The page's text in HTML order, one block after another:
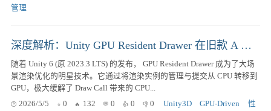
管理
深度解析：Unity GPU Resident Drawer 在旧款 A 系列芯片上的性能「回退陷阱」
随着 Unity 6 (原 2023.3 LTS) 的发布， GPU Resident Drawer 成为了大场
景渲染优化的明星技术。它通过将渲染实例的管理与提交从 CPU 转移到
GPU，极大缓解了 Draw Call 带来的 CPU...
2026/5/5
0 132 0 0 0 Unity3D GPU-Driven
性